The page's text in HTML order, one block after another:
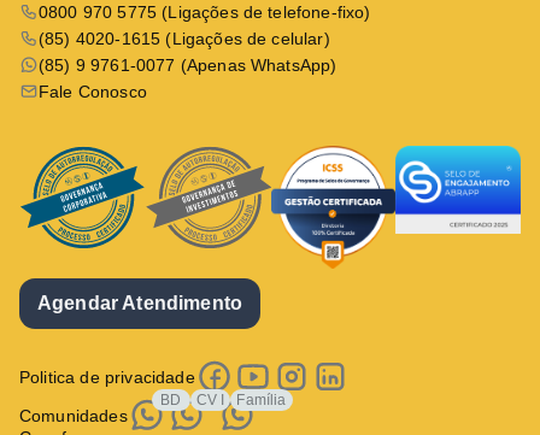
0800 970 5775 (Ligações de telefone-fixo)
(85) 4020-1615 (Ligações de celular)
(85) 9 9761-0077 (Apenas WhatsApp)
Fale Conosco
Agendar Atendimento
Politica de privacidade
Comunidades
BD CV I Família